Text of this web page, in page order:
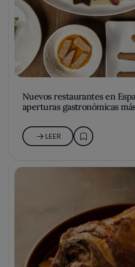
Nuevos restaurantes en
aperturas gastronómicas
LEER